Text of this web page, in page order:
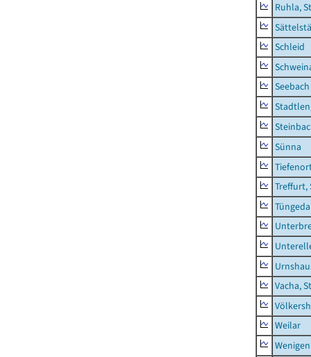
Ruhla,
Schleid
Seebach
Sünna
Treffurt,
Tüngeda
Vacha,
Weilar